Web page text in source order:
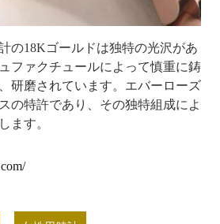
の18Kゴールドは独特の光沢があ
ファクチュールによって慎重に鋳
研磨されています。エバーローズ
の特許であり、その独特組成によ
ます。